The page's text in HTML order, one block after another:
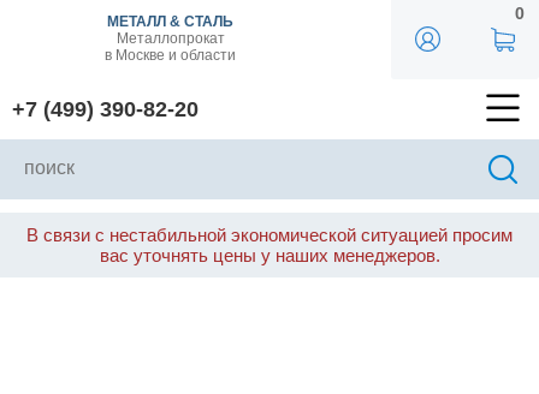
МЕТАЛЛ & СТАЛЬ
Металлопрокат
в Москве и области
+7 (499) 390-82-20
0
В связи с нестабильной экономической ситуацией просим
вас уточнять цены у наших менеджеров.